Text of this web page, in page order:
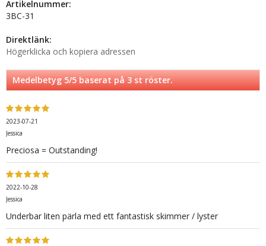
Artikelnummer:
3BC-31
Direktlänk:
Högerklicka och kopiera adressen
Medelbetyg5/5 baserat på3st röster.
2023-07-21
Jessica
Preciosa = Outstanding!
2022-10-28
Jessica
Underbar liten pärla med ett fantastisk skimmer / lyster